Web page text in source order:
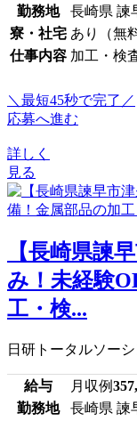
勤務地
長崎県 諫
寮・社宅 あり（無
仕事内容 加工・検
＼最短45秒で完了／
応募へ進む
詳しく
見る
【長崎県諫
み！未経験
工・検...
日研トータルソー
給与 月収例
勤務地
長崎県 諫